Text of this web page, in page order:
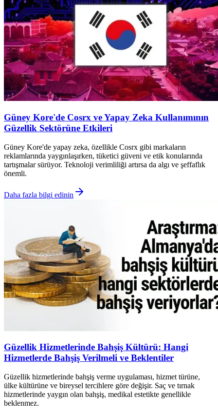
Güney Kore'de Cosrx ve Yapay Zeka Kullanımının
Güzellik Sektörüne Etkileri
Güney Kore'de yapay zeka, özellikle Cosrx gibi markaların
reklamlarında yaygınlaşırken, tüketici güveni ve etik konularında
tartışmalar sürüyor. Teknoloji verimliliği artırsa da algı ve şeffaflık
önemli.
Daha fazla bilgi edinin
Güzellik Hizmetlerinde Bahşiş Kültürü: Hangi
Hizmetlerde Bahşiş Verilmeli ve Beklentiler
Güzellik hizmetlerinde bahşiş verme uygulaması, hizmet türüne,
ülke kültürüne ve bireysel tercihlere göre değişir. Saç ve tırnak
hizmetlerinde yaygın olan bahşiş, medikal estetikte genellikle
beklenmez.